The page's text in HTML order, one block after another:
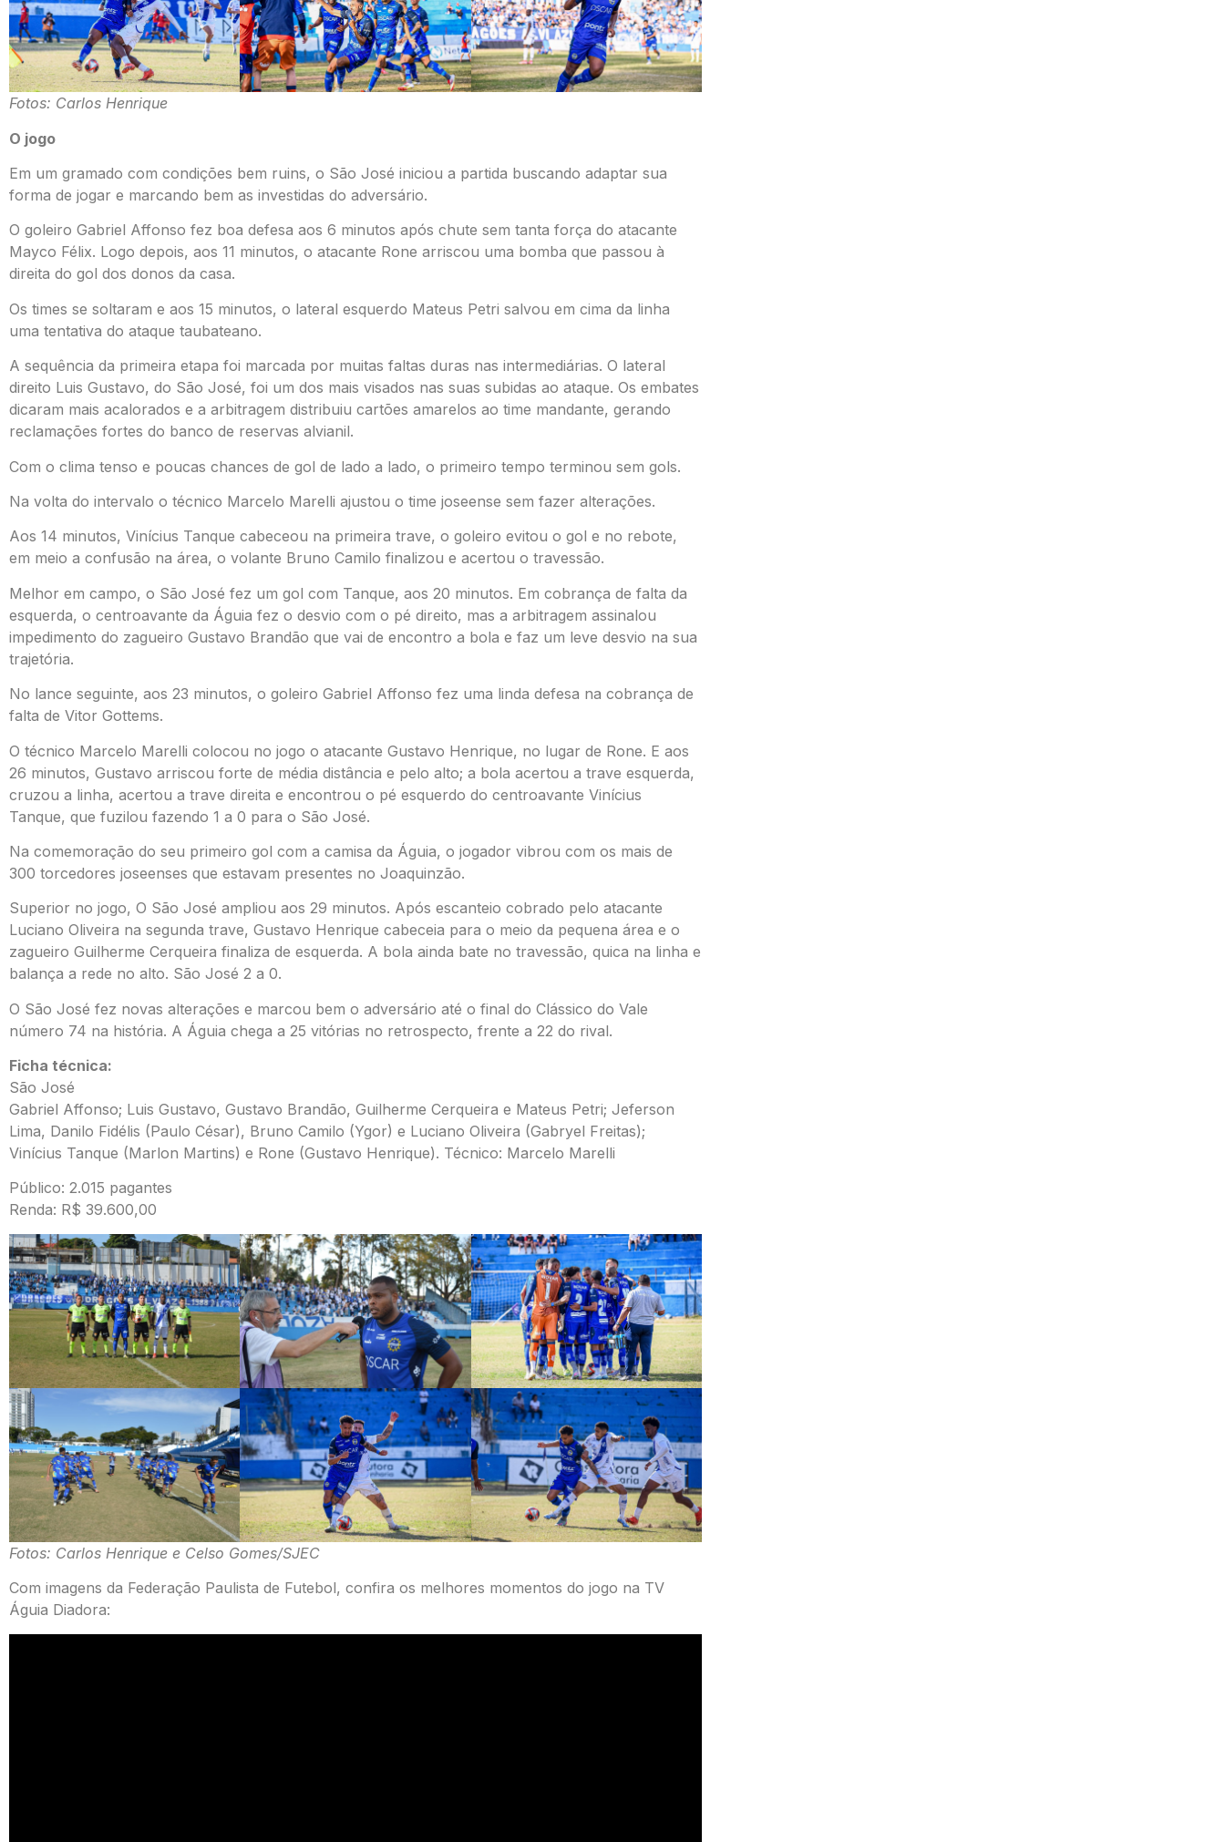
Fotos: Carlos Henrique
O jogo
Em um gramado com condições bem ruins, o São José iniciou a partida buscando adaptar sua
forma de jogar e marcando bem as investidas do adversário.
O goleiro Gabriel Affonso fez boa defesa aos 6 minutos após chute sem tanta força do atacante
Mayco Félix. Logo depois, aos 11 minutos, o atacante Rone arriscou uma bomba que passou à
direita do gol dos donos da casa.
Os times se soltaram e aos 15 minutos, o lateral esquerdo Mateus Petri salvou em cima da linha
uma tentativa do ataque taubateano.
A sequência da primeira etapa foi marcada por muitas faltas duras nas intermediárias. O lateral
direito Luis Gustavo, do São José, foi um dos mais visados nas suas subidas ao ataque. Os embates
dicaram mais acalorados e a arbitragem distribuiu cartões amarelos ao time mandante, gerando
reclamações fortes do banco de reservas alvianil.
Com o clima tenso e poucas chances de gol de lado a lado, o primeiro tempo terminou sem gols.
Na volta do intervalo o técnico Marcelo Marelli ajustou o time joseense sem fazer alterações.
Aos 14 minutos, Vinícius Tanque cabeceou na primeira trave, o goleiro evitou o gol e no rebote,
em meio a confusão na área, o volante Bruno Camilo finalizou e acertou o travessão.
Melhor em campo, o São José fez um gol com Tanque, aos 20 minutos. Em cobrança de falta da
esquerda, o centroavante da Águia fez o desvio com o pé direito, mas a arbitragem assinalou
impedimento do zagueiro Gustavo Brandão que vai de encontro a bola e faz um leve desvio na sua
trajetória.
No lance seguinte, aos 23 minutos, o goleiro Gabriel Affonso fez uma linda defesa na cobrança de
falta de Vitor Gottems.
O técnico Marcelo Marelli colocou no jogo o atacante Gustavo Henrique, no lugar de Rone. E aos
26 minutos, Gustavo arriscou forte de média distância e pelo alto; a bola acertou a trave esquerda,
cruzou a linha, acertou a trave direita e encontrou o pé esquerdo do centroavante Vinícius
Tanque, que fuzilou fazendo 1 a 0 para o São José.
Na comemoração do seu primeiro gol com a camisa da Águia, o jogador vibrou com os mais de
300 torcedores joseenses que estavam presentes no Joaquinzão.
Superior no jogo, O São José ampliou aos 29 minutos. Após escanteio cobrado pelo atacante
Luciano Oliveira na segunda trave, Gustavo Henrique cabeceia para o meio da pequena área e o
zagueiro Guilherme Cerqueira finaliza de esquerda. A bola ainda bate no travessão, quica na linha e
balança a rede no alto. São José 2 a 0.
O São José fez novas alterações e marcou bem o adversário até o final do Clássico do Vale
número 74 na história. A Águia chega a 25 vitórias no retrospecto, frente a 22 do rival.
Ficha técnica:
São José
Gabriel Affonso; Luis Gustavo, Gustavo Brandão, Guilherme Cerqueira e Mateus Petri; Jeferson
Lima, Danilo Fidélis (Paulo César), Bruno Camilo (Ygor) e Luciano Oliveira (Gabryel Freitas);
Vinícius Tanque (Marlon Martins) e Rone (Gustavo Henrique). Técnico: Marcelo Marelli
Público: 2.015 pagantes
Renda: R$ 39.600,00
Fotos: Carlos Henrique e Celso Gomes/SJEC
Com imagens da Federação Paulista de Futebol, confira os melhores momentos do jogo na TV
Águia Diadora: